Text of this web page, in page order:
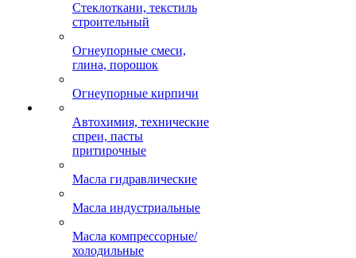
Стеклоткани, текстиль
строительный
Огнеупорные смеси,
глина, порошок
Огнеупорные кирпичи
Автохимия, технические
спреи, пасты
притирочные
Масла гидравлические
Масла индустриальные
Масла компрессорные/
холодильные